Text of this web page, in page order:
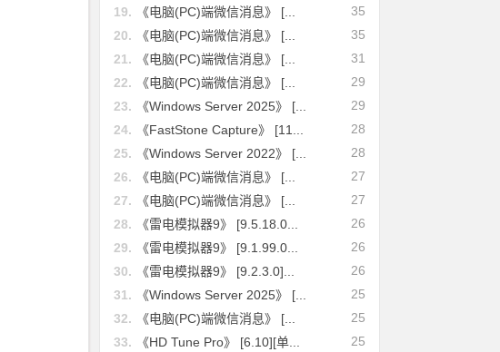
35
19.
《电脑(PC)端微信消息》 [...
35
20.
《电脑(PC)端微信消息》 [...
31
21.
《电脑(PC)端微信消息》 [...
29
22.
《电脑(PC)端微信消息》 [...
29
23.
《Windows Server 2025》 [...
28
24.
《FastStone Capture》 [11...
28
25.
《Windows Server 2022》 [...
27
26.
《电脑(PC)端微信消息》 [...
27
27.
《电脑(PC)端微信消息》 [...
26
28.
《雷电模拟器9》 [9.5.18.0...
26
29.
《雷电模拟器9》 [9.1.99.0...
26
30.
《雷电模拟器9》 [9.2.3.0]...
25
31.
《Windows Server 2025》 [...
25
32.
《电脑(PC)端微信消息》 [...
25
33.
《HD Tune Pro》 [6.10][单...